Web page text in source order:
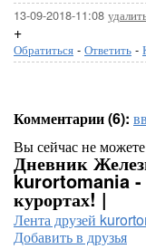
13-09-2018-11:08
+
Обратиться - Ответить -
Комментарии (6):
Вы сейчас не
Дневник
kurortomania -
курортах! |
Лента друзей
Добавить в друзья